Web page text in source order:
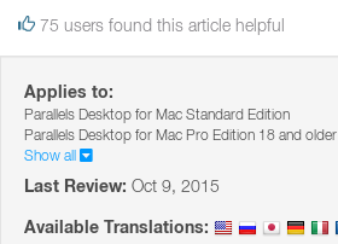
75 users found this article helpful
Applies to:
Parallels Desktop for Mac Standard Edition
Parallels Desktop for Mac Pro Edition 18 and older
Show all
Last Review: Oct 9, 2015
Available Translations: